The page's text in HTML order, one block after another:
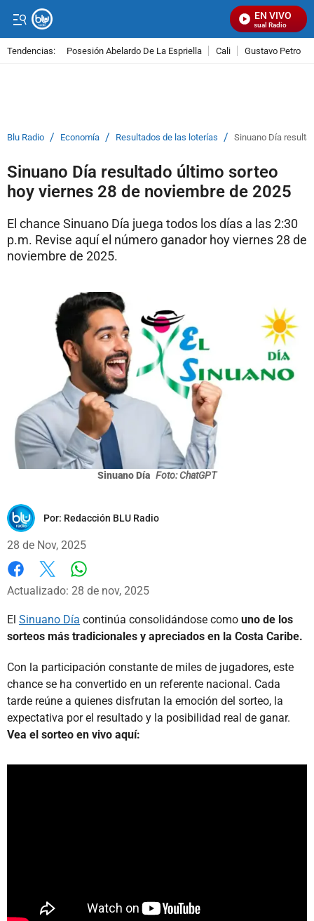
EN VIVO
Señal Visual Radio
Tendencias: Posesión Abelardo De La Espriella Cali Gustavo Petro
Blu Radio / Economía / Resultados de las loterías / Sinuano Día
Sinuano Día resultado último sorteo
hoy viernes 28 de noviembre de 2025
El chance Sinuano Día juega todos los días a las 2:30
p.m. Revise aquí el número ganador hoy viernes 28 de
noviembre de 2025.
Sinuano Día Foto: ChatGPT
Por: Redacción BLU Radio
28 de Nov, 2025
Facebook
X
Actualizado: 28 de nov, 2025
El Sinuano Día continúa consolidándose como uno de los
sorteos más tradicionales y apreciados en la Costa Caribe.
Con la participación constante de miles de jugadores, este
chance se ha convertido en un referente nacional. Cada
tarde reúne a quienes disfrutan la emoción del sorteo, la
expectativa por el resultado y la posibilidad real de ganar.
Vea el sorteo en vivo aquí: